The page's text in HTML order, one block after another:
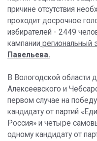
причине отсутствия
проходит досрочное
избирателей - 2449
кампании региональный
Павельева.
В Вологодской области
Алексеевского и
первом случае на
кандидату от партий
Россия» и четыре
одному кандидату от